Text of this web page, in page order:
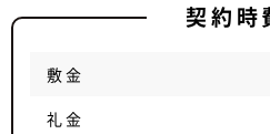
契約時
敷金
礼金